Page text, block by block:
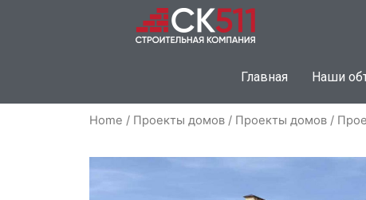
Главная Наши
Home / Проекты домов / Проекты домов /